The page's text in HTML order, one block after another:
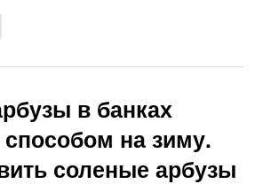
в банках
на зиму.
соленые арбузы